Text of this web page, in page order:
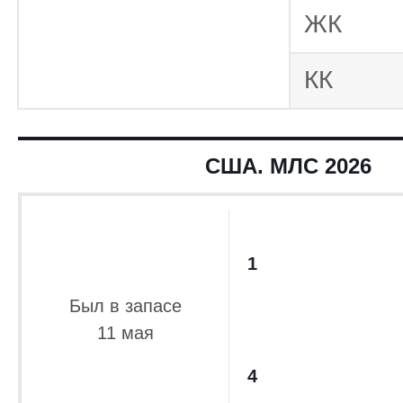
Бельгия.
Сборные 2021
Золотой
США. МЛС 2021
США. МЛС 2019
ЖК
КК
США. МЛС 2026
Был в запасе
11 мая
1
4